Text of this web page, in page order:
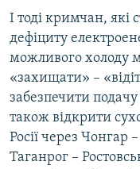
І тоді кримчан, які
дефіциту
можливого холоду
«захищати» –
забезпечити подачу
також відкрити
Росії через Чонгар
Таганрог –